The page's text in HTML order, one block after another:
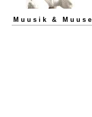
Muusik & Muuse